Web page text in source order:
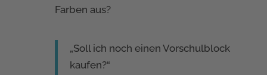
Farben aus?
„Soll ich noch einen Vorschulblock
kaufen?“